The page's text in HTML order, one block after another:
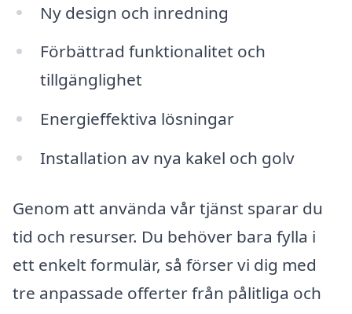
Ny design och inredning
Förbättrad funktionalitet och
tillgänglighet
Energieffektiva lösningar
Installation av nya kakel och golv
Genom att använda vår tjänst sparar du
tid och resurser. Du behöver bara fylla i
ett enkelt formulär, så förser vi dig med
tre anpassade offerter från pålitliga och